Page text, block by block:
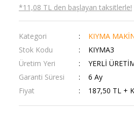
*11,08 TL den başlayan taksitlerle!
Kategori
KIYMA
Stok Kodu
KIYMA3
Üretim Yeri
YERLİ
Garanti Süresi
6 Ay
Fiyat
187,50 TL +